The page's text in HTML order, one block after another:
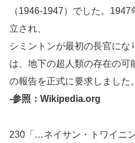
（1946-1947）でした。
立され、
シミントンが最初の長官に
は、地下の超人類の存在の可
の報告を正式に要求しました。
-参照：Wikipedia.org
230「…ネイサン・トワイニ